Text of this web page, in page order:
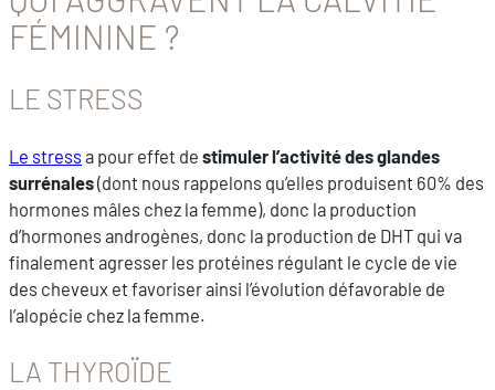
FÉMININE ?
LE STRESS
Le stressa pour effet de stimuler l’activité des glandes
surrénales(dont nous rappelons qu’elles produisent 60% des
hormones mâles chez la femme), donc la production
d’hormones androgènes, donc la production de DHT qui va
finalement agresser les protéines régulant le cycle de vie
des cheveux et favoriser ainsi l’évolution défavorable de
l’alopécie chez la femme.
LA THYROÏDE